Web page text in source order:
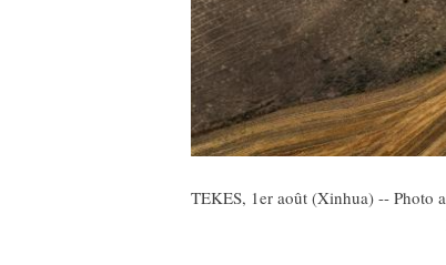
TEKES, 1er août (Xinhua) -- Photo